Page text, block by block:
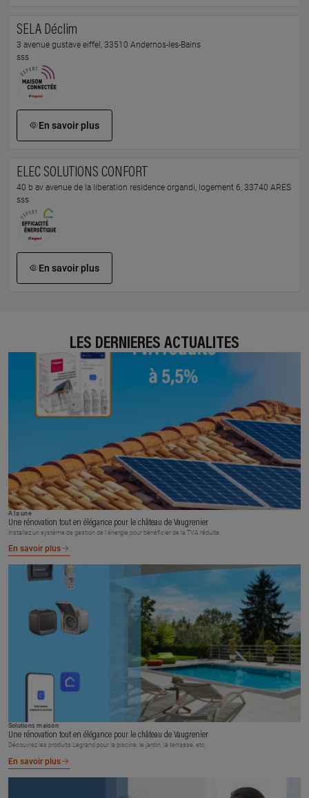
SELA Déclim
3 avenue gustave eiffel, 33510 Andernos-les-Bains
sss
En savoir plus
ELEC SOLUTIONS CONFORT
40 b av avenue de la liberation residence organdi, logement 6, 33740 ARES
sss
En savoir plus
LES DERNIÈRES ACTUALITÉS
À la une
Une rénovation tout en élégance pour le château de Vaugrenier
Installez un système de gestion de l’énergie pour bénéficier de la TVA réduite.
En savoir plus
Solutions maison
Une rénovation tout en élégance pour le château de Vaugrenier
Découvrez les produits Legrand pour la piscine, le jardin, la terrasse, etc.
En savoir plus